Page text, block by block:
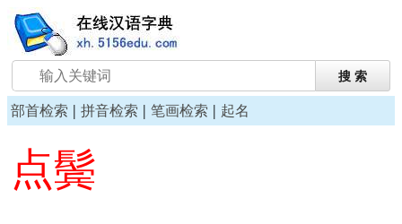
部首检索 | 拼音检索 | 笔画检索 | 起名
点鬓